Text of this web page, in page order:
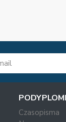
Czasopisma